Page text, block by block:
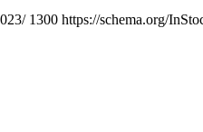
1300 https://schema.org/